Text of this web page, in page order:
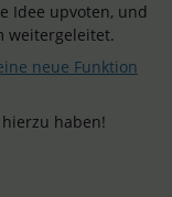
Idee upvoten, und
weitergeleitet.
neue Funktion
haben!